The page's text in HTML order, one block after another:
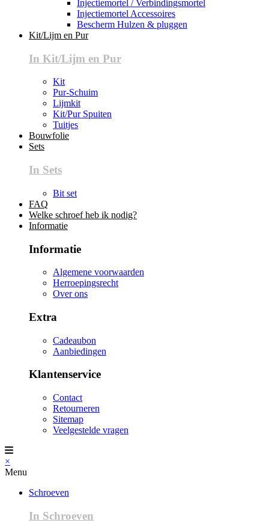
Injectiemortel / Verbindingsmortel
Injectiemortel Accessoires
Bescherm Hulzen & pluggen
Kit/Lijm en Pur
In Kit/Lijm en Pur
Kit
Pur-Schuim
Lijmkit
Kit/Pur Spuiten
Tuitjes
Bouwfolie
Sets
In Sets
Bit set
FAQ
Welke schroef heb ik nodig?
Informatie
Informatie
Algemene voorwaarden
Herroepingsrecht
Over ons
Extra
Cadeaubon
Aanbiedingen
Klantenservice
Contact
Retourneren
Sitemap
Veelgestelde vragen
×
Menu
Schroeven
In Schroeven